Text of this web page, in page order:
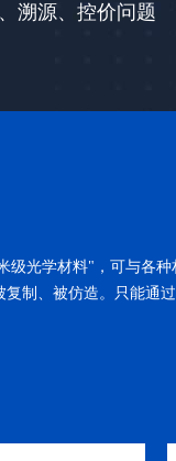
溯源、控价问题
光学材料"，可与各
制、被仿造。只能通